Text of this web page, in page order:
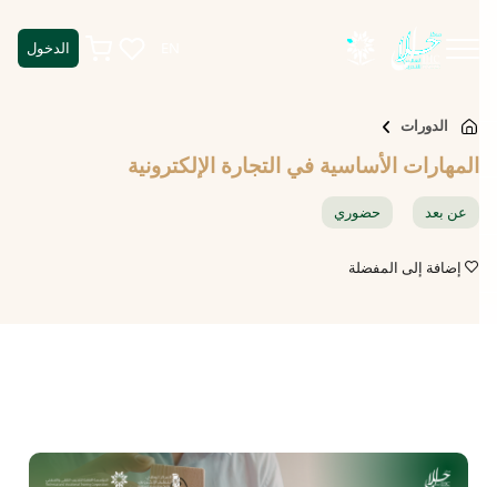
الدخول
الدورات
المهارات الأساسية في التجارة الإلكترونية
عن بعد حضوري
إضافة إلى المفضلة